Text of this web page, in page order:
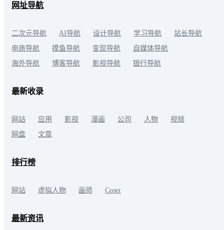
网址导航
二次元导航 AI导航 设计导航 学习导航
站长导航
电商导航
摸鱼导航 变现导航
自媒体导航
海外导航
博客导航 影视导航 银行导航
最新收录
网站 应用 影视 漫画 公司 人物
视频
网盘
文章
排行榜
网站 虚拟人物 画师 Coser
最新资讯